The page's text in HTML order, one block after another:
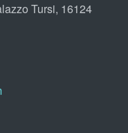
Tursi, 16124